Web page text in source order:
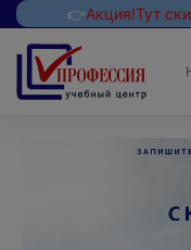
👉Акция!Тут